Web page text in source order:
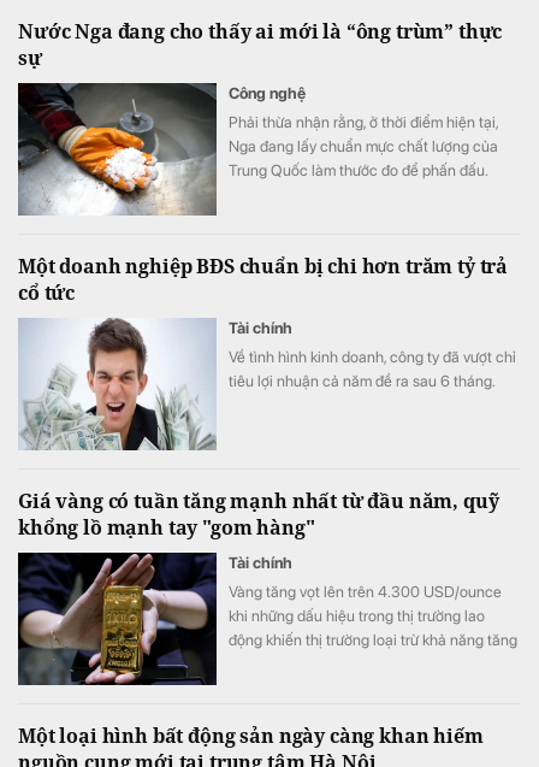
không gian ngoài trời riêng tư tuyệt đối.
Nước Nga đang cho thấy ai mới là “ông trùm” thực
sự
Công nghệ
Phải thừa nhận rằng, ở thời điểm hiện tại,
Nga đang lấy chuẩn mực chất lượng của
Trung Quốc làm thước đo để phấn đấu.
Một doanh nghiệp BĐS chuẩn bị chi hơn trăm tỷ trả
cổ tức
Tài chính
Về tình hình kinh doanh, công ty đã vượt chỉ
tiêu lợi nhuận cả năm đề ra sau 6 tháng.
Giá vàng có tuần tăng mạnh nhất từ đầu năm, quỹ
khổng lồ mạnh tay "gom hàng"
Tài chính
Vàng tăng vọt lên trên 4.300 USD/ounce
khi những dấu hiệu trong thị trường lao
động khiến thị trường loại trừ khả năng tăng
Một loại hình bất động sản ngày càng khan hiếm